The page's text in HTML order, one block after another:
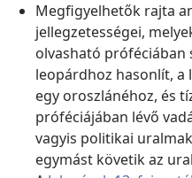
Megfigyelhetők rajta
jellegzetességei,
olvasható próféciában
leopárdhoz hasonlít, a
egy oroszlánéhoz, és
próféciájában lévő
vagyis politikai
egymást követik az